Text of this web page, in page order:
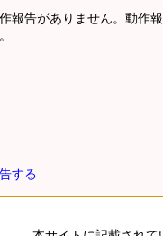
報告がありません。動作
する